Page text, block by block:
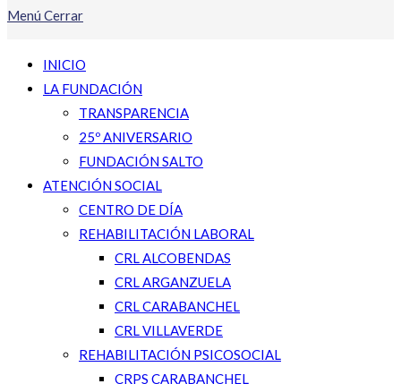
Menú Cerrar
INICIO
LA FUNDACIÓN
TRANSPARENCIA
25º ANIVERSARIO
FUNDACIÓN SALTO
ATENCIÓN SOCIAL
CENTRO DE DÍA
REHABILITACIÓN LABORAL
CRL ALCOBENDAS
CRL ARGANZUELA
CRL CARABANCHEL
CRL VILLAVERDE
REHABILITACIÓN PSICOSOCIAL
CRPS CARABANCHEL